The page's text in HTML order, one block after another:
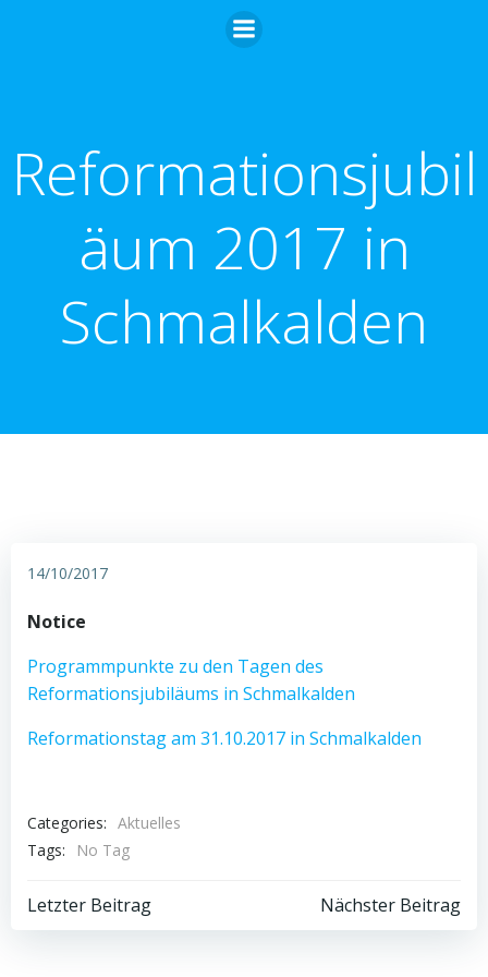
Zum
Inhalt
Reformationsjubil
äum 2017 in
Schmalkalden
14/10/2017
Notice
Programmpunkte zu den Tagen des
Reformationsjubiläums in Schmalkalden
Reformationstag am 31.10.2017 in Schmalkalden
Categories: Aktuelles
Tags:
No Tag
Post
Letzter Beitrag
PostNächster Beitrag